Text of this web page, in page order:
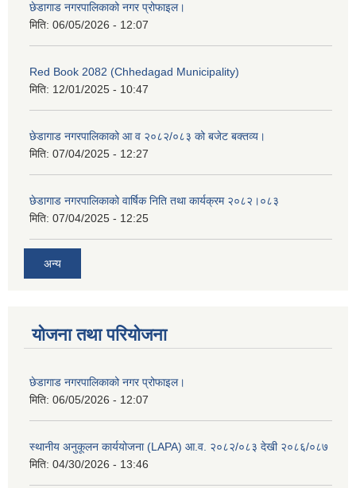
छेडागाड नगरपालिकाको नगर प्रोफाइल।
मिति: 06/05/2026 - 12:07
Red Book 2082 (Chhedagad Municipality)
मिति: 12/01/2025 - 10:47
छेडागाड नगरपालिकाको आ व २०८२/०८३ को बजेट बक्तव्य।
मिति: 07/04/2025 - 12:27
छेडागाड नगरपालिकाको वार्षिक निति तथा कार्यक्रम २०८२।०८३
मिति: 07/04/2025 - 12:25
अन्य
योजना तथा परियोजना
छेडागाड नगरपालिकाको नगर प्रोफाइल।
मिति: 06/05/2026 - 12:07
स्थानीय अनुकूलन कार्ययोजना (LAPA) आ.व. २०८२/०८३ देखी २०८६/०८७
मिति: 04/30/2026 - 13:46